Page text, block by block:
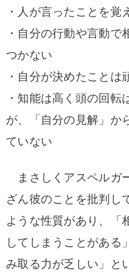
・人が言ったことを覚
・自分の行動や言動
つかない
・自分が決めたことは
・知能は高く頭の回転
が、「自分の見解」か
ていない
まさしくアスペルガ
ざん彼のことを批判し
ような性質があり、「
してしまうことがある
み取る力が乏しい」と